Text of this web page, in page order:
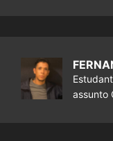
assunto